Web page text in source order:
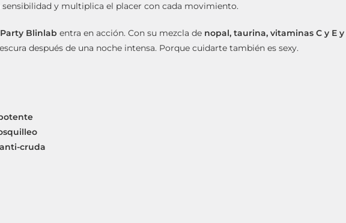
sensibilidad y multiplica el placer con cada movimiento.
Blinlab entra en acción. Con su mezcla de nopal, taurina, vitaminas C y E
después de una noche intensa. Porque cuidarte también es sexy.
cruda